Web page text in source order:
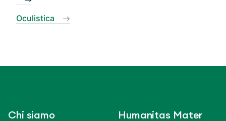
Oculistica
Chi siamo
Humanitas Mater